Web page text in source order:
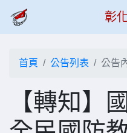
彰
首頁 公告列表 公告
【轉知】